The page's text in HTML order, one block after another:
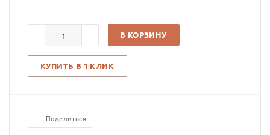
В КОРЗИНУ
КУПИТЬ В 1 КЛИК
Поделиться